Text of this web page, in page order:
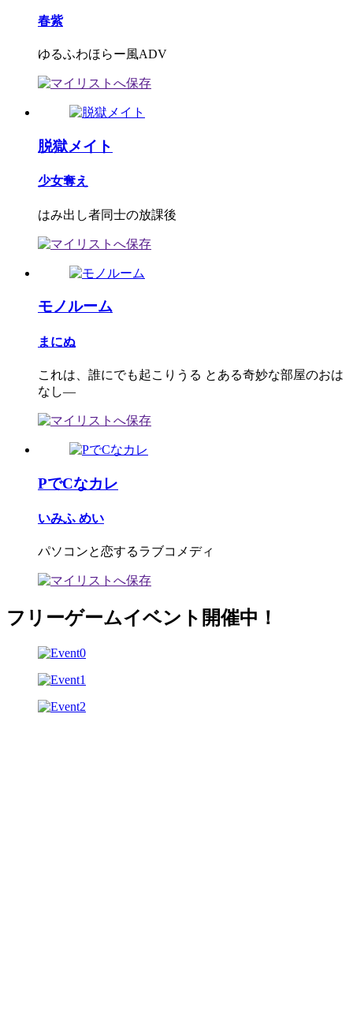
春紫
ゆるふわほらー風ADV
脱獄メイト
少女奪え
はみ出し者同士の放課後
モノルーム
まにぬ
これは、誰にでも起こりうる とある奇妙な部屋のおは
なし―
PでCなカレ
いみふ めい
パソコンと恋するラブコメディ
フリーゲームイベント開催中！